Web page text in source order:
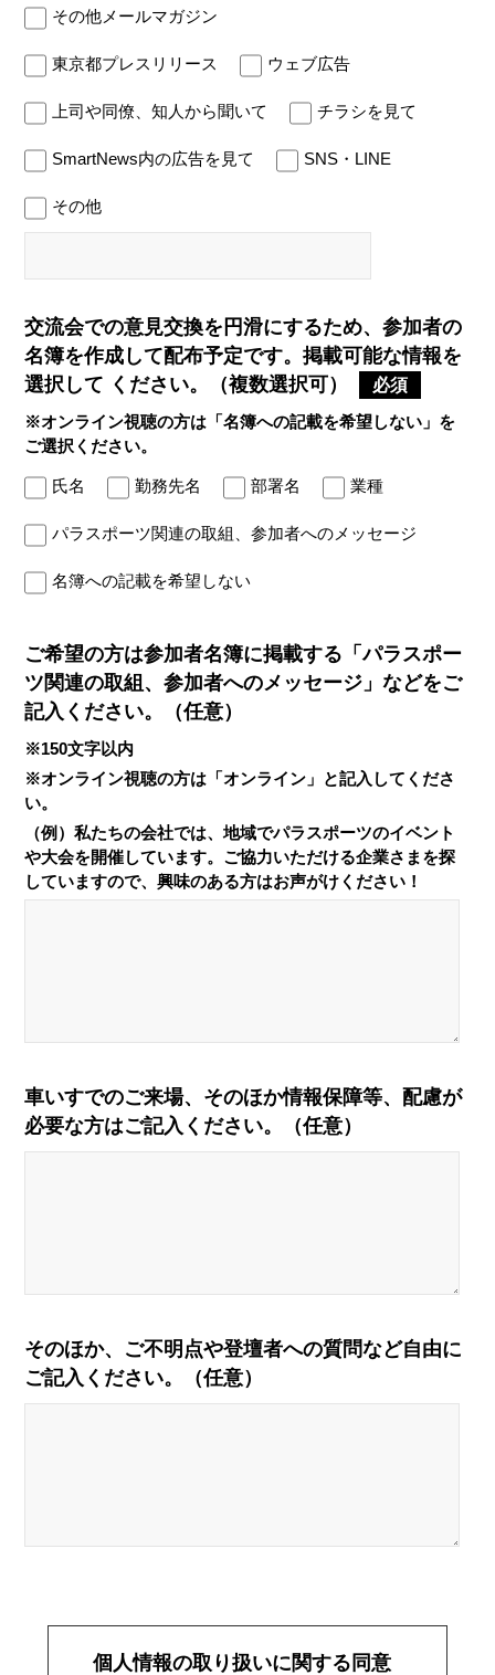
その他メールマガジン
東京都プレスリリース ウェブ広告
上司や同僚、知人から聞いて チラシを見て
SmartNews内の広告を見て SNS・LINE
その他
交流会での意見交換を円滑にするため、参加者の
名簿を作成して配布予定です。掲載可能な情報を
選択して ください。（複数選択可） 必須
※オンライン視聴の方は「名簿への記載を希望しない」を
ご選択ください。
氏名 勤務先名 部署名 業種
パラスポーツ関連の取組、参加者へのメッセージ
名簿への記載を希望しない
ご希望の方は参加者名簿に掲載する「パラスポー
ツ関連の取組、参加者へのメッセージ」などをご
記入ください。（任意）
※150文字以内
※オンライン視聴の方は「オンライン」と記入してくださ
い。
（例）私たちの会社では、地域でパラスポーツのイベント
や大会を開催しています。ご協力いただける企業さまを探
していますので、興味のある方はお声がけください！
車いすでのご来場、そのほか情報保障等、配慮が
必要な方はご記入ください。（任意）
そのほか、ご不明点や登壇者への質問など自由に
ご記入ください。（任意）
個人情報の取り扱いに関する同意